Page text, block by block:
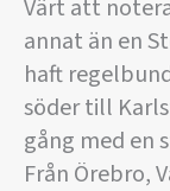
Värt att
annat än en
haft
söder till
gång med en
Från Örebro,